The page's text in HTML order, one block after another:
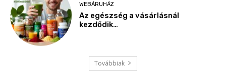
WEBÁRUHÁZ
Az egészség a vásárlásnál
kezdődik…
Továbbiak